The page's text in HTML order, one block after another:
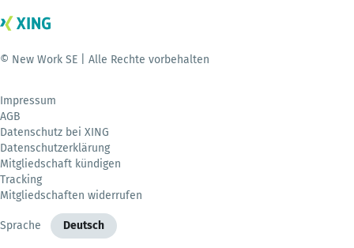
© New Work SE | Alle Rechte vorbehalten
Impressum
AGB
Datenschutz bei XING
Datenschutzerklärung
Mitgliedschaft kündigen
Tracking
Mitgliedschaften widerrufen
Sprache Deutsch